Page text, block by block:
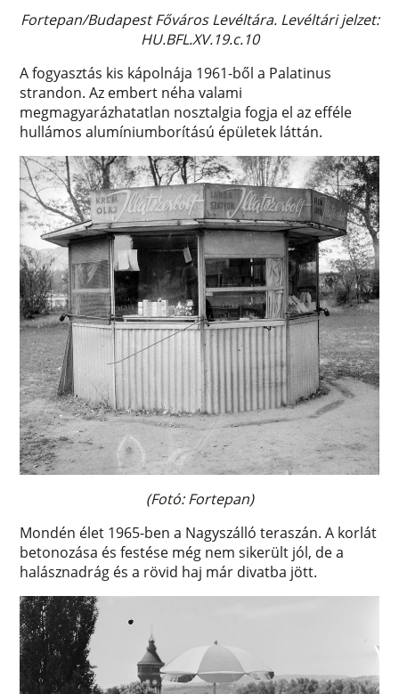
Fortepan/Budapest Főváros Levéltára. Levéltári jelzet:
HU.BFL.XV.19.c.10
A fogyasztás kis kápolnája 1961-ből a Palatinus
strandon. Az embert néha valami
megmagyarázhatatlan nosztalgia fogja el az efféle
hullámos alumíniumborítású épületek láttán.
(Fotó: Fortepan)
Mondén élet 1965-ben a Nagyszálló teraszán. A korlát
betonozása és festése még nem sikerült jól, de a
halásznadrág és a rövid haj már divatba jött.